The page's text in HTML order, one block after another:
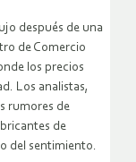
después de una
de Comercio
los precios
Los analistas,
rumores de
de
del sentimiento.